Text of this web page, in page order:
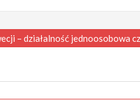
– działalność jednoosobowa